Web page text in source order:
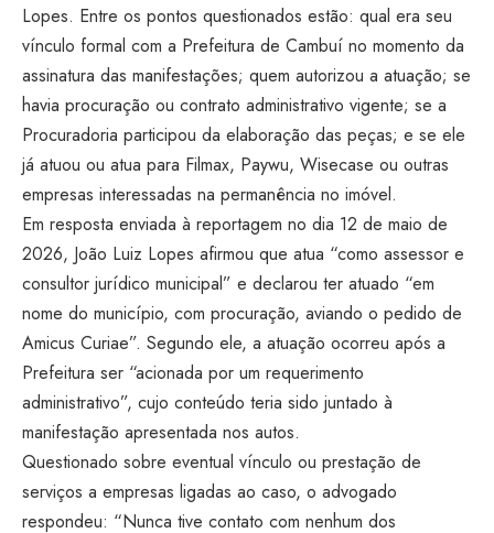
Lopes. Entre os pontos questionados estão: qual era seu
vínculo formal com a Prefeitura de Cambuí no momento da
assinatura das manifestações; quem autorizou a atuação; se
havia procuração ou contrato administrativo vigente; se a
Procuradoria participou da elaboração das peças; e se ele
já atuou ou atua para Filmax, Paywu, Wisecase ou outras
empresas interessadas na permanência no imóvel.
Em resposta enviada à reportagem no dia 12 de maio de
2026, João Luiz Lopes afirmou que atua “como assessor e
consultor jurídico municipal” e declarou ter atuado “em
nome do município, com procuração, aviando o pedido de
Amicus Curiae”. Segundo ele, a atuação ocorreu após a
Prefeitura ser “acionada por um requerimento
administrativo”, cujo conteúdo teria sido juntado à
manifestação apresentada nos autos.
Questionado sobre eventual vínculo ou prestação de
serviços a empresas ligadas ao caso, o advogado
respondeu: “Nunca tive contato com nenhum dos